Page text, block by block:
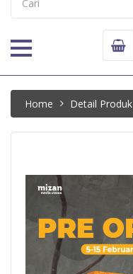
Home Detail Produk